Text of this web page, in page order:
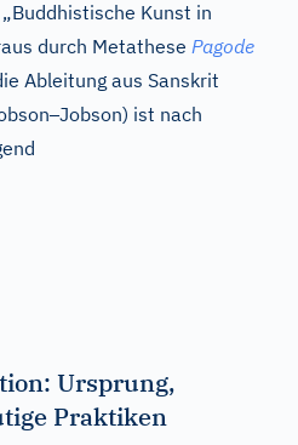
Kunst in
durch Metathese Pagode
Ableitung aus Sanskrit
–Jobson) ist nach
Ursprung,
Praktiken